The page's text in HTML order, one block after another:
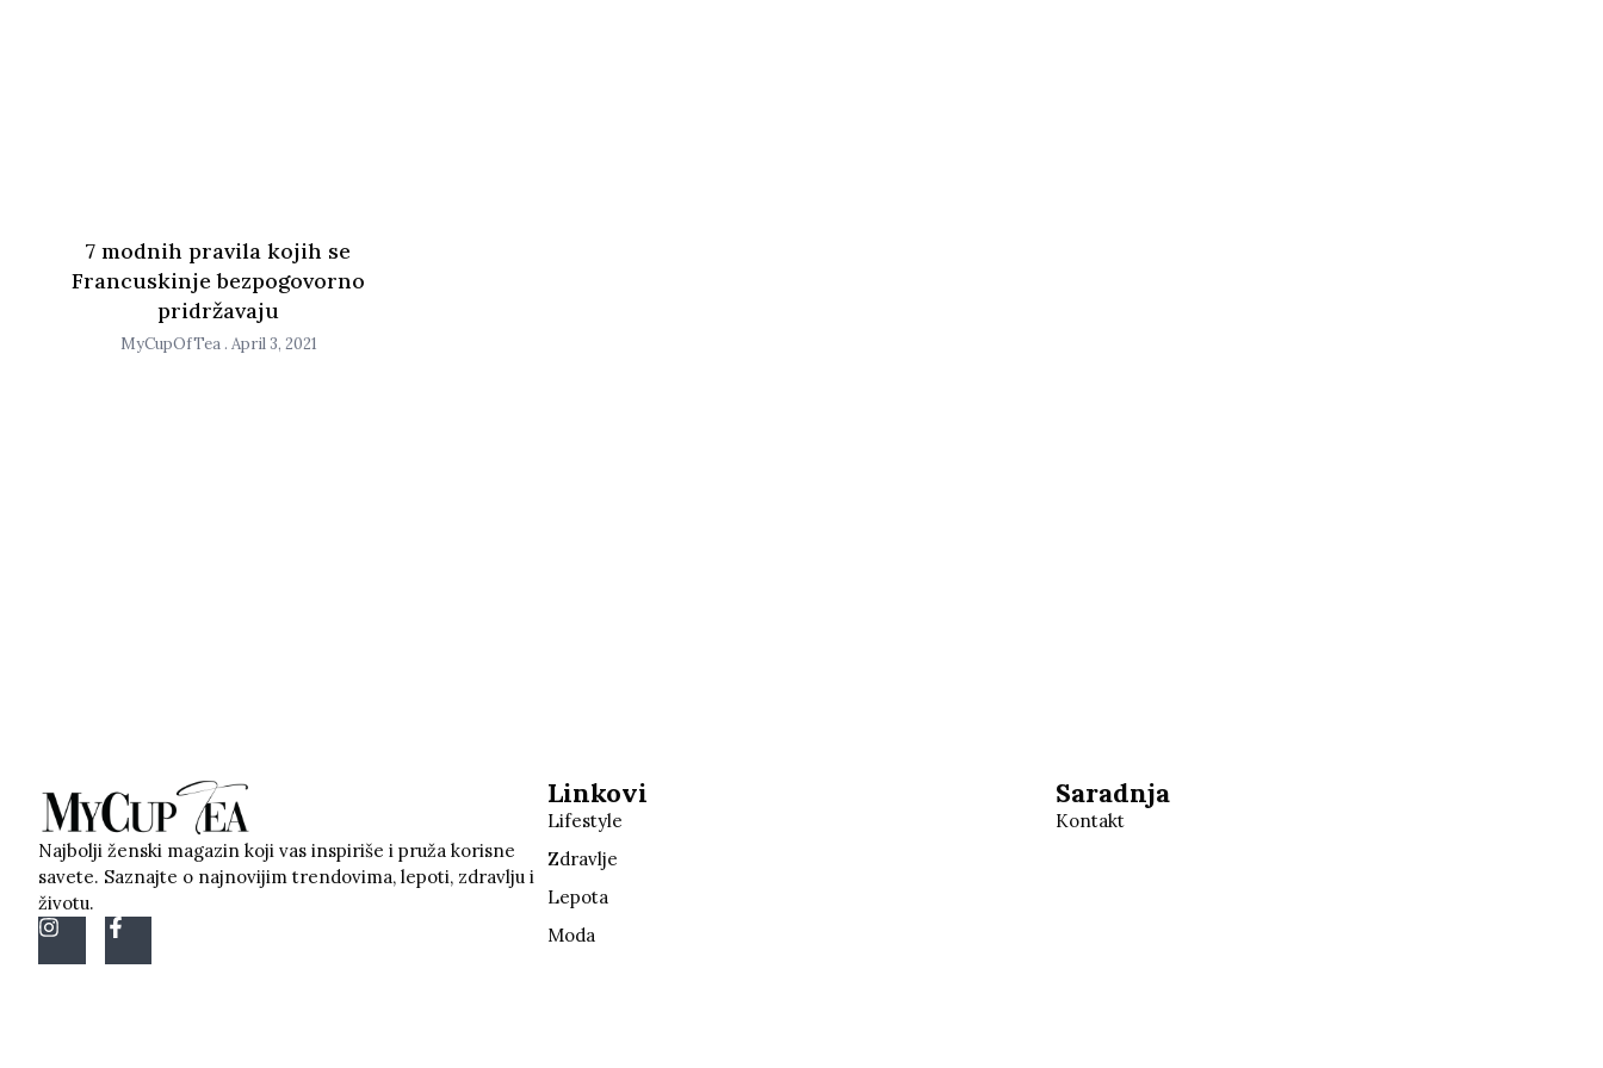
7 modnih pravila kojih se
Francuskinje bezpogovorno
pridržavaju
MyCupOfTea April 3, 2021
Najbolji ženski magazin koji vas inspiriše i pruža korisne
savete. Saznajte o najnovijim trendovima, lepoti, zdravlju i
životu.
Linkovi
Lifestyle
Zdravlje
Lepota
Moda
Saradnja
Kontakt